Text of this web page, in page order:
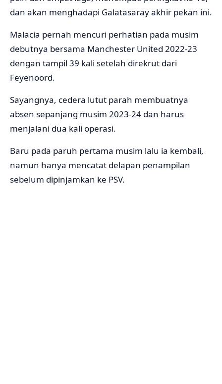
dan akan menghadapi Galatasaray akhir pekan ini.
Malacia pernah mencuri perhatian pada musim
debutnya bersama Manchester United 2022-23
dengan tampil 39 kali setelah direkrut dari
Feyenoord.
Sayangnya, cedera lutut parah membuatnya
absen sepanjang musim 2023-24 dan harus
menjalani dua kali operasi.
Baru pada paruh pertama musim lalu ia kembali,
namun hanya mencatat delapan penampilan
sebelum dipinjamkan ke PSV.